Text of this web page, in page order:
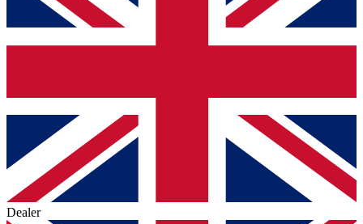
Dealer